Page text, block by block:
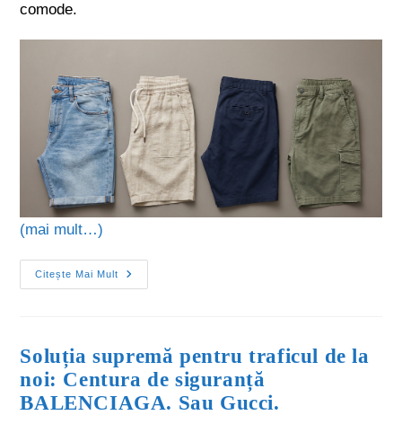
comode.
(mai mult…)
Citește Mai Mult
Soluția supremă pentru traficul de la
noi: Centura de siguranță
BALENCIAGA. Sau Gucci.